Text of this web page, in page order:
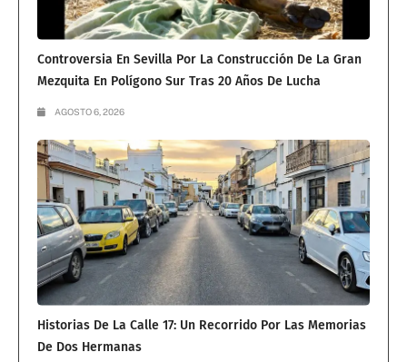
Controversia En Sevilla Por La Construcción De La Gran
Mezquita En Polígono Sur Tras 20 Años De Lucha
AGOSTO 6, 2026
Historias De La Calle 17: Un Recorrido Por Las Memorias
De Dos Hermanas